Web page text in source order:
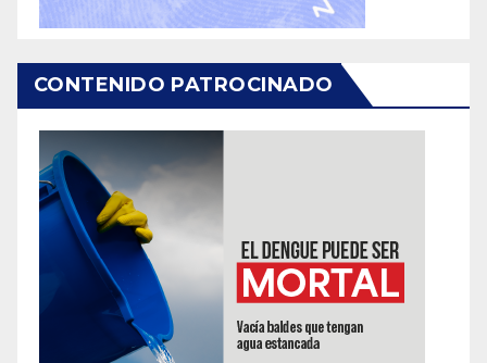
CONTENIDO PATROCINADO